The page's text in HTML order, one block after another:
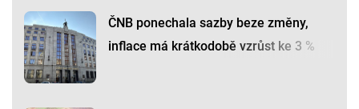
ČNB ponechala sazby beze změny,
inflace má krátkodobě vzrůst ke 3 %